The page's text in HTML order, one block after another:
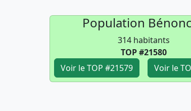
Population
314 habitants
TOP #21580
Voir le TOP #21579
Voir le